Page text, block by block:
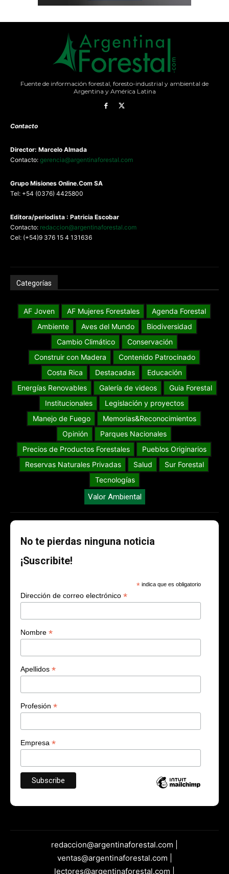
Fuente de información forestal, foresto-industrial y ambiental de
Argentina y América Latina
Contacto
Director: Marcelo Almada
Contacto: gerencia@argentinaforestal.com
Grupo Misiones Online.Com SA
Tel: +54 (0376) 4425800
Editora/periodista : Patricia Escobar
Contacto: redaccion@argentinaforestal.com
Cel: (+54)9 376 15 4 131636
Categorías
AF Joven AF Mujeres Forestales
Agenda Forestal
Ambiente
Aves del Mundo
Biodiversidad
Cambio Climático
Conservación
Construir con Madera
Contenido Patrocinado
Costa Rica
Destacadas
Educación
Energías Renovables
Galería de videos
Guia Forestal
Institucionales
Legislación y proyectos
Manejo de Fuego
Memorias&Reconocimientos
Opinión
Parques Nacionales
Precios de Productos Forestales
Pueblos Originarios
Reservas Naturales Privadas
Salud
Sur Forestal
Tecnologías
Valor Ambiental
No te pierdas ninguna noticia
¡Suscribite!
* indica que es obligatorio
Dirección de correo electrónico *
Nombre *
Apellidos *
Profesión *
Empresa *
redaccion@argentinaforestal.com |
ventas@argentinaforestal.com |
lectores@argentinaforestal.com |